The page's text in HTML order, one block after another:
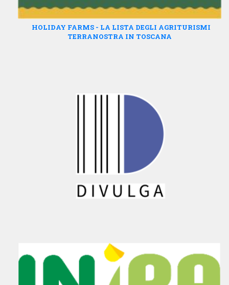
HOLIDAY FARMS - LA LISTA DEGLI AGRITURISMI
TERRANOSTRA IN TOSCANA